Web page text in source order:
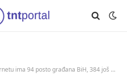
ima 94 posto građana BiH, 384 još koriste dial-up